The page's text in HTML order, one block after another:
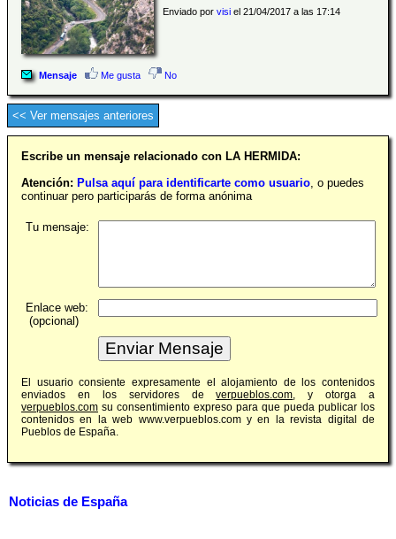
Enviado por visi el 21/04/2017 a las 17:14
Mensaje Me gusta No
<< Ver mensajes anteriores
Escribe un mensaje relacionado con LA HERMIDA:
Atención: Pulsa aquí para identificarte como usuario, o puedes
continuar pero participarás de forma anónima
Tu mensaje:
Enlace web:
(opcional)
El usuario consiente expresamente el alojamiento de los contenidos
enviados en los servidores deverpueblos.com, y otorga a
verpueblos.com su consentimiento expreso para que pueda publicar los
contenidos en la web www.verpueblos.com y en la revista digital de
Pueblos de España.
Noticias de España